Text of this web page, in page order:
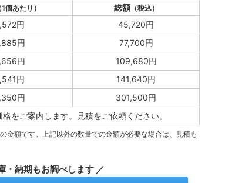
1個あたり） 総額（税込）
円
45,720円
円
77,700円
円
109,680円
円
141,640円
円
301,500円
をご案内します。 見積をご依頼ください。
金額です。上記以外の数量での金額が必要な場合は、見積も
・納期もお調べします ／